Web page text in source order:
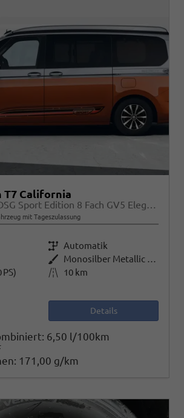
T7 California
Beach 2.0TDI DSG Sport Edition 8 Fach GV5 Elegance+
mit Tageszulassung
Getriebe Automatik
Außenfarbe
Monosilber Metallic / Energeticorange Metallic
PS) Kilometerstand
10 km
Details
6,50 l/100km
171,00 g/km